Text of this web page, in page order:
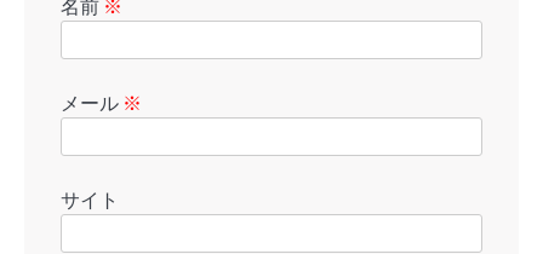
名前 ※
メール ※
サイト